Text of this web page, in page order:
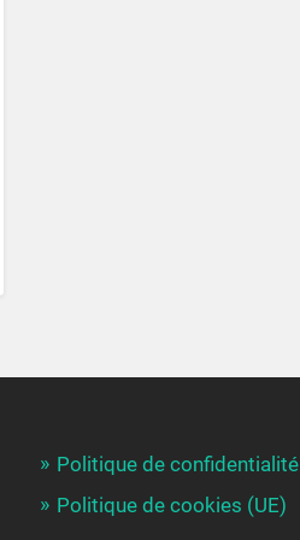
Politique de confidentialité
Politique de cookies (UE)